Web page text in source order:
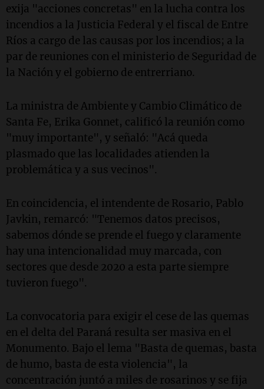
exija "acciones concretas" en la lucha contra los
incendios a la Justicia Federal y el fiscal de Entre
Ríos a cargo de las causas por los incendios; a la
par de reuniones con el ministerio de Seguridad de
la Nación y el gobierno de entrerriano.
La ministra de Ambiente y Cambio Climático de
Santa Fe, Erika Gonnet, calificó la reunión como
"muy importante", y señaló: "Acá queda
plasmado que las localidades atienden la
problemática y a sus vecinos".
En coincidencia, el intendente de Rosario, Pablo
Javkin, remarcó: "Tenemos datos precisos,
sabemos dónde se prende el fuego y claramente
hay una intencionalidad muy marcada, con
sectores que desde 2020 a esta parte siempre
tuvieron fuego".
La convocatoria para exigir el cese de las quemas
en el delta del Paraná resulta ser masiva en el
Monumento. Bajo el lema "Basta de quemas, basta
de humo, basta de esta violencia", la
concentración juntó a miles de rosarinos y se fija